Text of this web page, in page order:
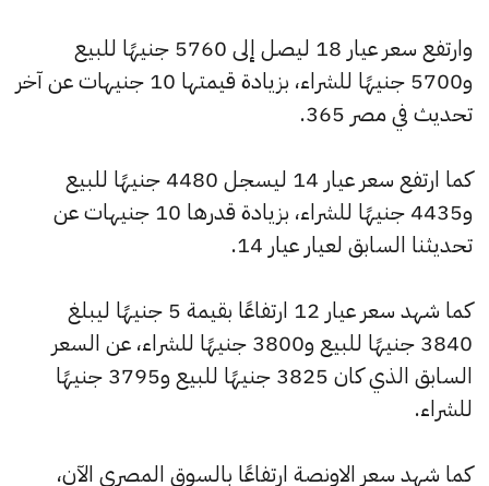
وارتفع سعر عيار 18 ليصل إلى 5760 جنيهًا للبيع
و5700 جنيهًا للشراء، بزيادة قيمتها 10 جنيهات عن آخر
تحديث في مصر 365.
كما ارتفع سعر عيار 14 ليسجل 4480 جنيهًا للبيع
و4435 جنيهًا للشراء، بزيادة قدرها 10 جنيهات عن
تحديثنا السابق لعيار عيار 14.
كما شهد سعر عيار 12 ارتفاعًا بقيمة 5 جنيهًا ليبلغ
3840 جنيهًا للبيع و3800 جنيهًا للشراء، عن السعر
السابق الذي كان 3825 جنيهًا للبيع و3795 جنيهًا
للشراء.
كما شهد سعر الاونصة ارتفاعًا بالسوق المصري الآن،